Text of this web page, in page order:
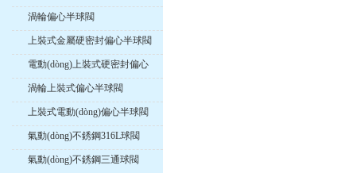
渦輪偏心半球閥
上裝式金屬硬密封偏心半球閥
電動(dòng)上裝式硬密封偏心
球閥
渦輪上裝式偏心半球閥
上裝式電動(dòng)偏心半球閥
氣動(dòng)不銹鋼316L球閥
氣動(dòng)不銹鋼三通球閥